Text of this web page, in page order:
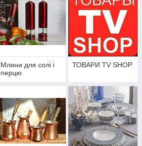
Млини для солі і
перцю
ТОВАРИ TV SHOP